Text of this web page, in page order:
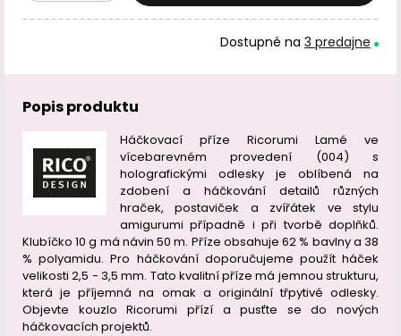
Dostupné na 3 predajne
Popis produktu
Háčkovací příze Ricorumi Lamé ve
vícebarevném provedení (004) s
holografickými odlesky je oblíbená na
zdobení a háčkování detailů různých
hraček, postaviček a zvířátek ve stylu
amigurumi případně i při tvorbě doplňků.
Klubíčko 10 g má návin 50 m. Příze obsahuje 62 % bavlny a 38
% polyamidu. Pro háčkování doporučujeme použít háček
velikosti 2,5 - 3,5 mm. Tato kvalitní příze má jemnou strukturu,
která je příjemná na omak a originální třpytivé odlesky.
Objevte kouzlo Ricorumi přízí a pusťte se do nových
háčkovacích projektů.